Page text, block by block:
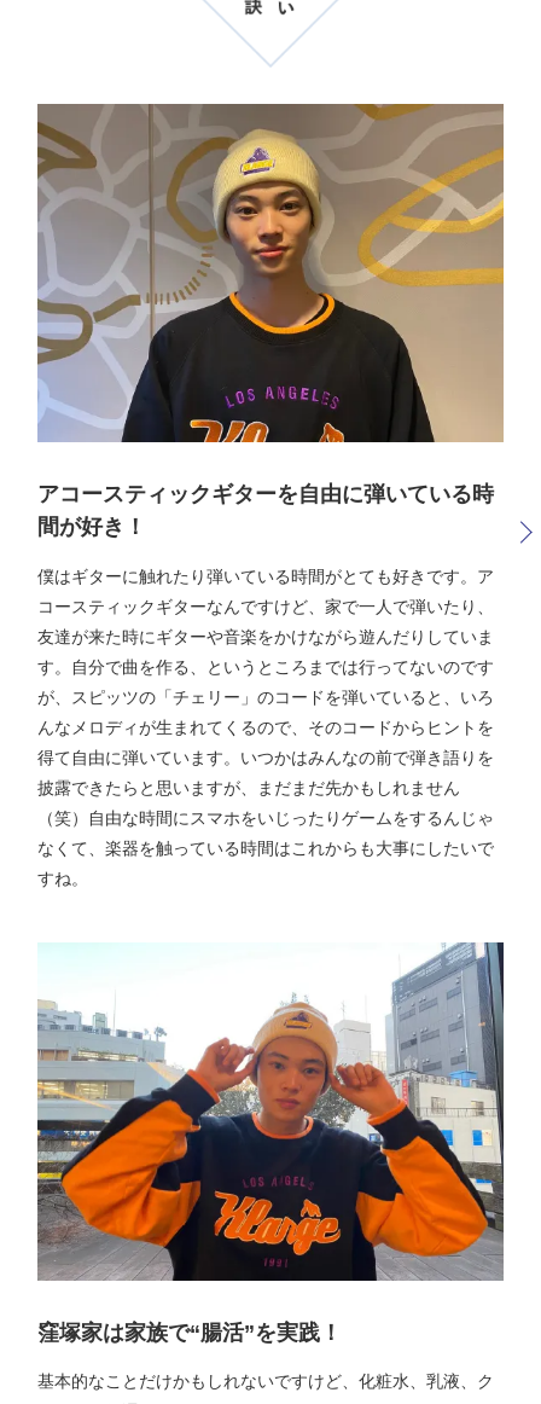
アコースティックギターを自由に弾いている時
間が好き！
僕はギターに触れたり弾いている時間がとても好きです。ア
コースティックギターなんですけど、家で一人で弾いたり、
友達が来た時にギターや音楽をかけながら遊んだりしていま
す。自分で曲を作る、というところまでは行ってないのです
が、スピッツの「チェリー」のコードを弾いていると、いろ
んなメロディが生まれてくるので、そのコードからヒントを
得て自由に弾いています。いつかはみんなの前で弾き語りを
披露できたらと思いますが、まだまだ先かもしれません
（笑）自由な時間にスマホをいじったりゲームをするんじゃ
なくて、楽器を触っている時間はこれからも大事にしたいで
すね。
窪塚家は家族で“腸活”を実践！
基本的なことだけかもしれないですけど、化粧水、乳液、ク